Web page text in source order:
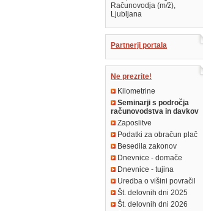
Računovodja (m/ž),
Ljubljana
Partnerji portala
Ne prezrite!
Kilometrine
Seminarji s področja
računovodstva in davkov
Zaposlitve
Podatki za obračun plač
Besedila zakonov
Dnevnice - domače
Dnevnice - tujina
Uredba o višini povračil
Št. delovnih dni 2025
Št. delovnih dni 2026